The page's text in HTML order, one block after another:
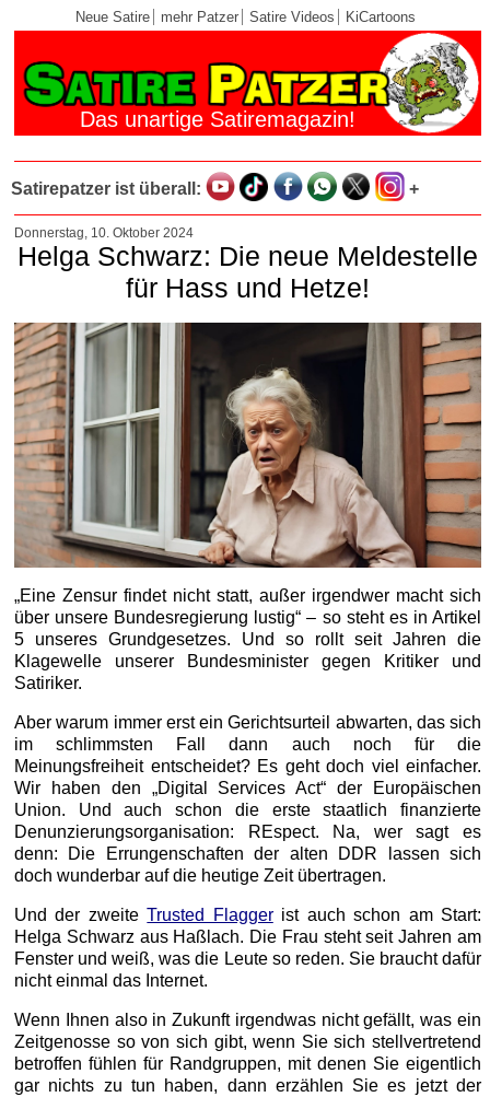
Neue Satire mehr Patzer Satire Videos KiCartoons
Das unartige Satiremagazin!
Satirepatzer ist überall: +
Donnerstag, 10. Oktober 2024
Helga Schwarz: Die neue Meldestelle
für Hass und Hetze!
„Eine Zensur findet nicht statt, außer irgendwer macht sich
über unsere Bundesregierung lustig“ – so steht es in Artikel
5 unseres Grundgesetzes. Und so rollt seit Jahren die
Klagewelle unserer Bundesminister gegen Kritiker und
Satiriker.
Aber warum immer erst ein Gerichtsurteil abwarten, das sich
im schlimmsten Fall dann auch noch für die
Meinungsfreiheit entscheidet? Es geht doch viel einfacher.
Wir haben den „Digital Services Act“ der Europäischen
Union. Und auch schon die erste staatlich finanzierte
Denunzierungsorganisation: REspect. Na, wer sagt es
denn: Die Errungenschaften der alten DDR lassen sich
doch wunderbar auf die heutige Zeit übertragen.
Und der zweiteTrusted Flaggerist auch schon am Start:
Helga Schwarz aus Haßlach. Die Frau steht seit Jahren am
Fenster und weiß, was die Leute so reden. Sie braucht dafür
nicht einmal das Internet.
Wenn Ihnen also in Zukunft irgendwas nicht gefällt, was ein
Zeitgenosse so von sich gibt, wenn Sie sich stellvertretend
betroffen fühlen für Randgruppen, mit denen Sie eigentlich
gar nichts zu tun haben, dann erzählen Sie es jetzt der